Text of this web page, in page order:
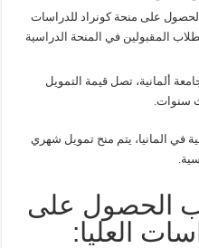
على منحة كونراد للدراسات
المقبولين في المنحة الدراسية
ألمانية، تصل قيمة التمويل
في المانيا، يتم منح تمويل شهري
الحصول على
العليا: